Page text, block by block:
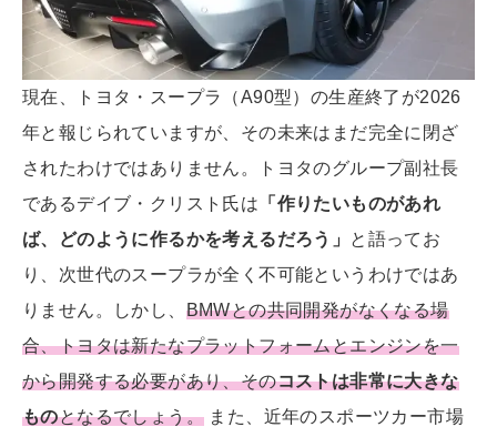
現在、トヨタ・スープラ（A90型）の生産終了が2026
年と報じられていますが、その未来はまだ完全に閉ざ
されたわけではありません。トヨタのグループ副社長
であるデイブ・クリスト氏は 「作りたいものがあれ
ば、どのように作るかを考えるだろう」
と語ってお
り、次世代のスープラが全く不可能というわけではあ
りません。しかし、 BMWとの共同開発がなくなる場
合、トヨタは新たなプラットフォームとエンジンを一
から開発する必要があり、そのコストは非常に大きな
ものとなるでしょう。 また、近年のスポーツカー市場